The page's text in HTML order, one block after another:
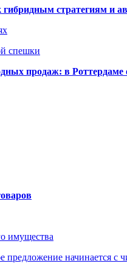
стратегиям и
спешки
продаж: в
имущества
начинается с